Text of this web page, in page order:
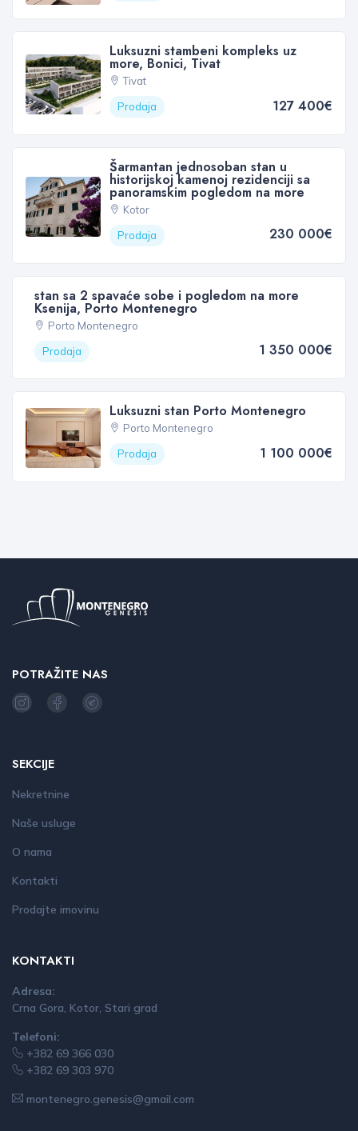
Luksuzni stambeni kompleks uz
more, Bonici, Tivat
Tivat
Prodaja
127 400€
Šarmantan jednosoban stan u
historijskoj kamenoj rezidenciji sa
panoramskim pogledom na more
Kotor
Prodaja
230 000€
stan sa 2 spavaće sobe i pogledom na more
Ksenija, Porto Montenegro
Porto Montenegro
Prodaja
1 350 000€
Luksuzni stan Porto Montenegro
Porto Montenegro
Prodaja
1 100 000€
POTRAŽITE NAS
SEKCIJE
Nekretnine
Naše usluge
O nama
Kontakti
Prodajte imovinu
KONTAKTI
Adresa:
Crna Gora, Kotor, Stari grad
Telefoni:
+382 69 366 030
+382 69 303 970
montenegro.genesis@gmail.com